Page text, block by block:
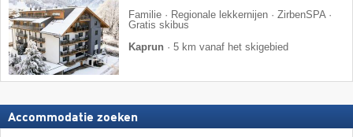
Familie · Regionale lekkernijen · ZirbenSPA ·
Gratis skibus
Kaprun · 5 km vanaf het skigebied
Accommodatie zoeken